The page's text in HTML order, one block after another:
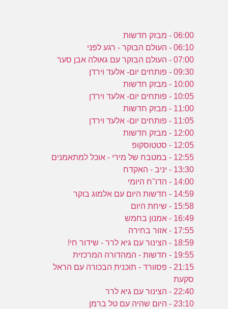
06:00 - מבזק חדשות
06:10 - העולם הבוקר - רגע לפני
07:00 - העולם הבוקר עם גאולה אבן סער
09:30 - פותחים יום- אלעד וירדן
10:00 - מבזק חדשות
10:05 - פותחים יום- אלעד וירדן
11:00 - מבזק חדשות
11:05 - פותחים יום- אלעד וירדן
12:00 - מבזק חדשות
12:05 - סטטוסקופ
12:55 - במטבח של מירי - אוכל למתאמנים
13:30 - יניב - האקדח
14:00 - הדו''ח היומי
14:59 - חדשות היום עם אלמוג בוקר
15:58 - שיחת היום
16:49 - אמנון בחמש
17:55 - אזור בחירה
18:59 - הצינור עם גיא לרר - שידור חי!
19:55 - חדשות - המהדורה המרכזית
21:15 - פסוורד - תוכנית הבכורה עם הראל
סקעת
22:40 - הצינור עם גיא לרר
23:10 - היום שהיה עם טל ברמן